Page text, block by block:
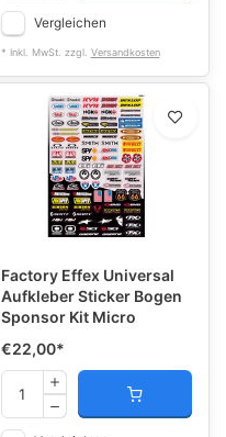
Vergleichen
* Inkl. MwSt. zzgl. Versandkosten
Factory Effex Universal
Aufkleber Sticker Bogen
Sponsor Kit Micro
€22,00*